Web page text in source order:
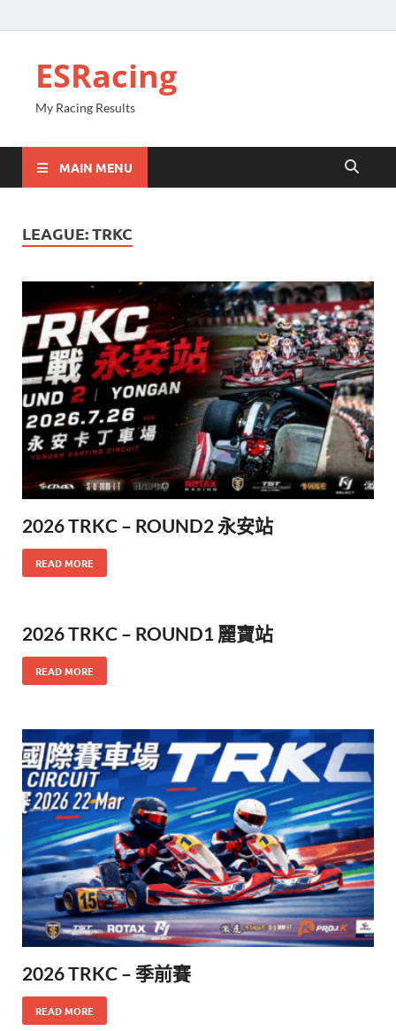
ESRacing
My Racing Results
MAIN MENU
LEAGUE:TRKC
2026 TRKC – ROUND2 永安站
READ MORE
2026 TRKC – ROUND1 麗寶站
READ MORE
2026 TRKC – 季前賽
READ MORE